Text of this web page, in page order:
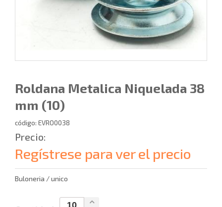
Roldana Metalica Niquelada 38
mm (10)
código: EVRO0038
Precio:
Regístrese para ver el precio
Buloneria / unico